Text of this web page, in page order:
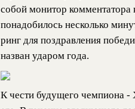
собой монитор
понадобилось несколько
ринг для поздравления
назван ударом года.
К чести будущего чемпиона